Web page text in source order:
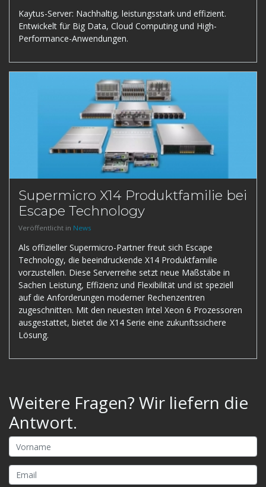
Kaytus-Server: Nachhaltig, leistungsstark und effizient.
Entwickelt für Big Data, Cloud Computing und High-
Performance-Anwendungen.
Supermicro X14 Produktfamilie bei
Escape Technology
Veröffentlicht in News
Als offizieller Supermicro-Partner freut sich Escape
Technology, die beeindruckende X14 Produktfamilie
vorzustellen. Diese Serverreihe setzt neue Maßstäbe in
Sachen Leistung, Effizienz und Flexibilität und ist speziell
auf die Anforderungen moderner Rechenzentren
zugeschnitten. Mit den neuesten Intel Xeon 6 Prozessoren
ausgestattet, bietet die X14 Serie eine zukunftssichere
Lösung.
Weitere Fragen? Wir liefern die
Antwort.